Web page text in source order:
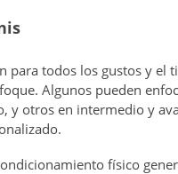
para todos los gustos y el
Algunos pueden
y otros en intermedio y
físico